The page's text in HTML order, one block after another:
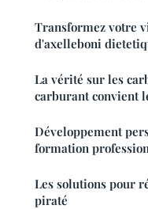
Transformez votre
d'axelleboni
La vérité sur les
carburant convient
Développement
formation
Les solutions pour
piraté